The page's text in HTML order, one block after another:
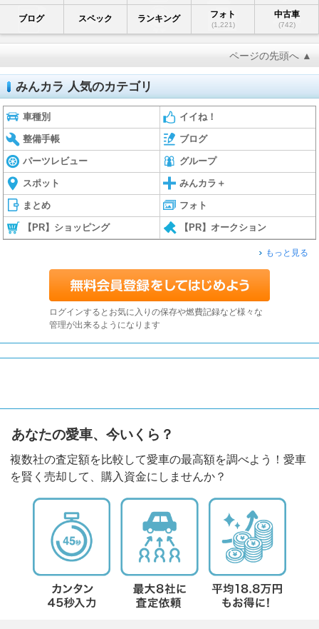
ブログ スペック ランキング フォト
(1,221)
中古車
(742)
ページの先頭へ ▲
みんカラ 人気のカテゴリ
車種別 イイね！
整備手帳 ブログ
パーツレビュー グループ
スポット みんカラ＋
まとめ フォト
【PR】ショッピング 【PR】オークション
もっと見る
ログインするとお気に入りの保存や燃費記録など様々な
管理が出来るようになります
あなたの愛車、今いくら？
複数社の査定額を比較して愛車の最高額を調べよう！愛車
を賢く売却して、購入資金にしませんか？